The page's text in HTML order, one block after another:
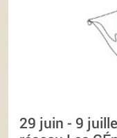
29 juin - 9